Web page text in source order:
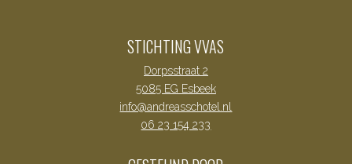
STICHTING VVAS
Dorpsstraat 2
5085 EG Esbeek
info@andreasschotel.nl
06 23 154 233